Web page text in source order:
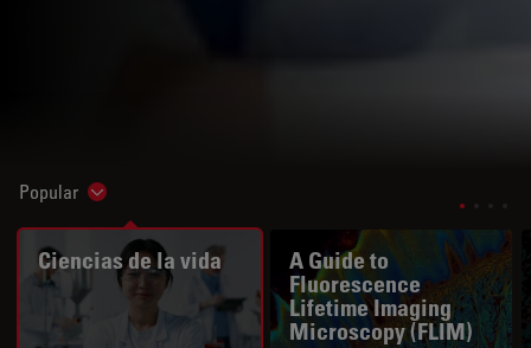
Popular Show subnavigation
Ciencias de la vida
A Guide to
Fluorescence
Lifetime Imaging
Microscopy (FLIM)